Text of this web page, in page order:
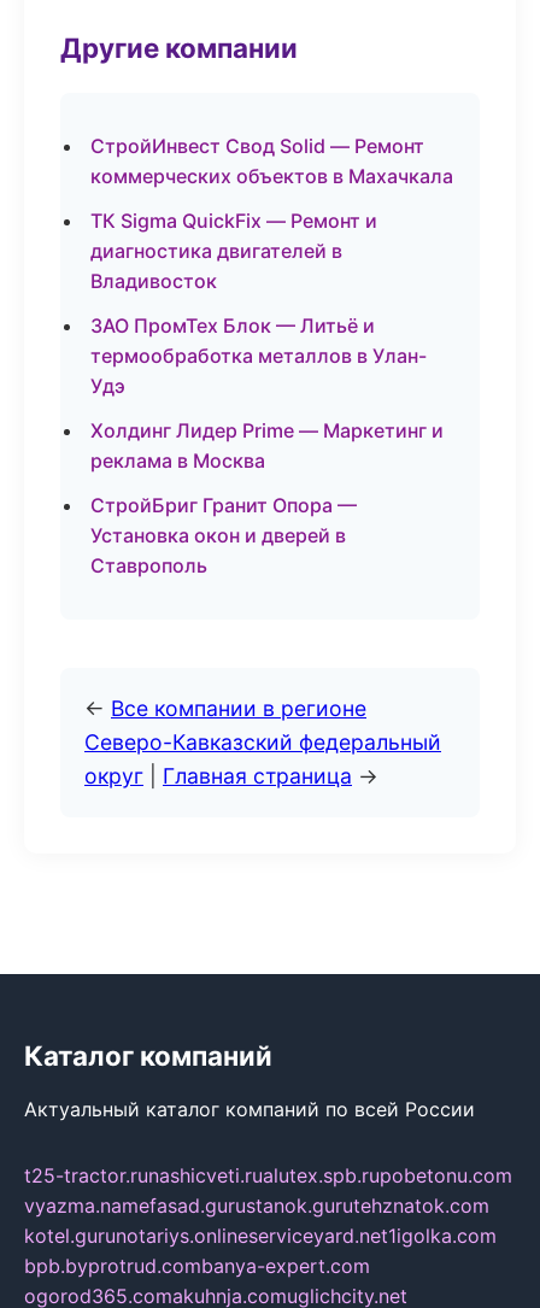
Другие компании
СтройИнвест Свод Solid — Ремонт
коммерческих объектов в Махачкала
ТК Sigma QuickFix — Ремонт и
диагностика двигателей в
Владивосток
ЗАО ПромТех Блок — Литьё и
термообработка металлов в Улан-
Удэ
Холдинг Лидер Prime — Маркетинг и
реклама в Москва
СтройБриг Гранит Опора —
Установка окон и дверей в
Ставрополь
← Все компании в регионе
Северо-Кавказский федеральный
округ
Главная страница →
Каталог компаний
Актуальный каталог компаний по всей России
t25-tractor.runashicveti.rualutex.spb.rupobetonu.com
vyazma.namefasad.gurustanok.gurutehznatok.com
kotel.gurunotariys.onlineserviceyard.net1igolka.com
bpb.byprotrud.combanya-expert.com
ogorod365.comakuhnja.comuglichcity.net